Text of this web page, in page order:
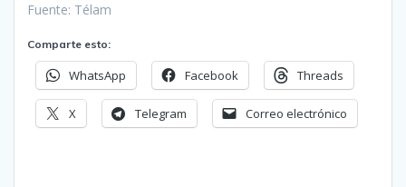
Fuente: Télam
Comparte esto:
WhatsApp Facebook Threads
X Telegram Correo electrónico